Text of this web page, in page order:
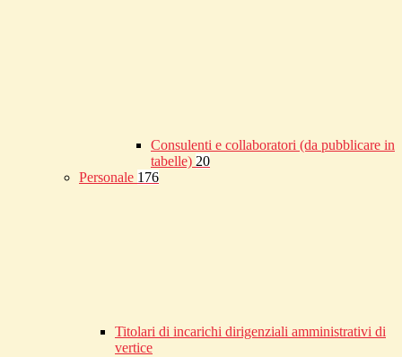
Consulenti e collaboratori (da pubblicare in
tabelle) 20
Personale 176
Titolari di incarichi dirigenziali amministrativi di
vertice